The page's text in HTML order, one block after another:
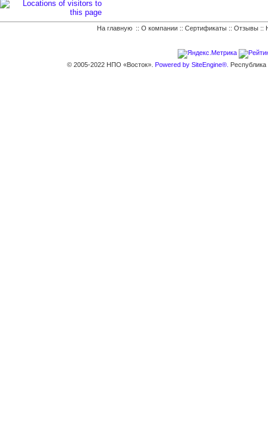
На главную :: О компании :: Сертификаты :: Отзывы ::
© 2005-2022 НПО «Восток». Powered by SiteEngine®.